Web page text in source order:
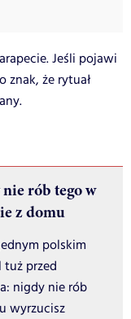
Jeśli pojawi
znak, że rytuał
rób tego w
z domu
polskim
tuż przed
nigdy nie rób
wyrzucisz